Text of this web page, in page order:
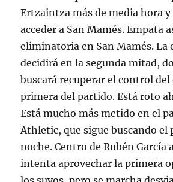
Ertzaintza más de media hora
acceder a San Mamés. Empata
eliminatoria en San Mamés. La
decidirá en la segunda mitad,
buscará recuperar el control
primera del partido. Está roto
Está mucho más metido en el
Athletic, que sigue buscando el
noche. Centro de Rubén García
intenta aprovechar la primera